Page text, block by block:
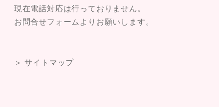
現在電話対応は行っておりません。
お問合せフォームよりお願いします。
＞ サイトマップ